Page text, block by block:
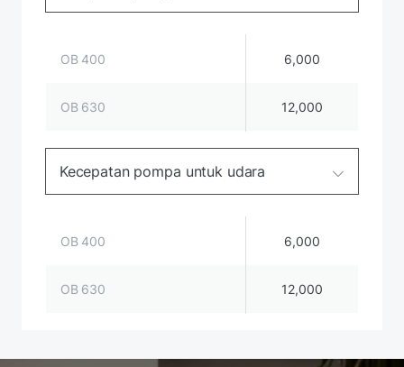
OB 400 6,000
OB 630 12,000
Kecepatan pompa untuk udara
OB 400 6,000
OB 630 12,000